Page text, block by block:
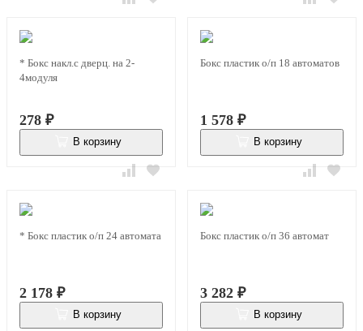
* Бокс накл.с дверц. на 2-
4модуля
278 ₽
В корзину
Бокс пластик о/п 18 автоматов
1 578 ₽
В корзину
* Бокс пластик о/п 24 автомата
2 178 ₽
В корзину
Бокс пластик о/п 36 автомат
3 282 ₽
В корзину